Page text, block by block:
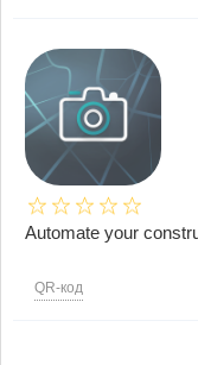
Automate your
QR-код